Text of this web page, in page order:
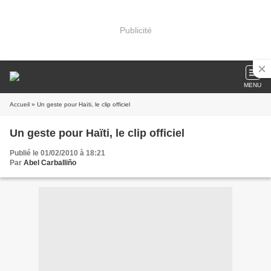
Publicité
MENU
Accueil » Un geste pour Haïti, le clip officiel
Un geste pour Haïti, le clip officiel
Publié le 01/02/2010 à 18:21
Par Abel Carballiño